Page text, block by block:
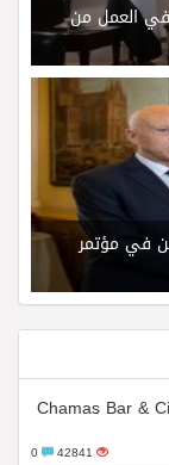
في العمل من
في مؤتمر
Chamas Bar &
42841